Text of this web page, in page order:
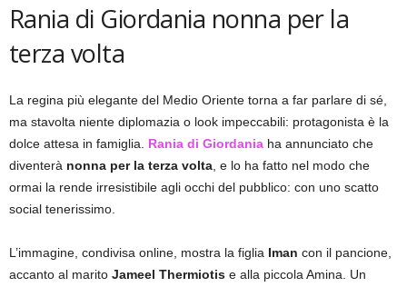
Rania di Giordania nonna per la
terza volta
La regina più elegante del Medio Oriente torna a far parlare di sé,
ma stavolta niente diplomazia o look impeccabili: protagonista è la
dolce attesa in famiglia. Rania di Giordania ha annunciato che
diventerà nonna per la terza volta , e lo ha fatto nel modo che
ormai la rende irresistibile agli occhi del pubblico: con uno scatto
social tenerissimo.
L’immagine, condivisa online, mostra la figlia Iman con il pancione,
accanto al marito Jameel Thermiotis e alla piccola Amina. Un